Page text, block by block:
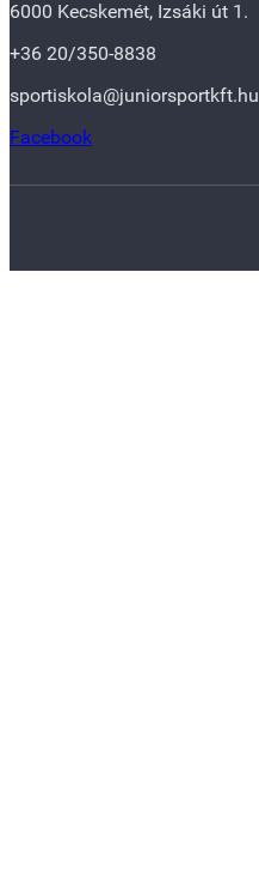
6000 Kecskemét, Izsáki út 1.
+36 20/350-8838
sportiskola@juniorsportkft.hu
Facebook